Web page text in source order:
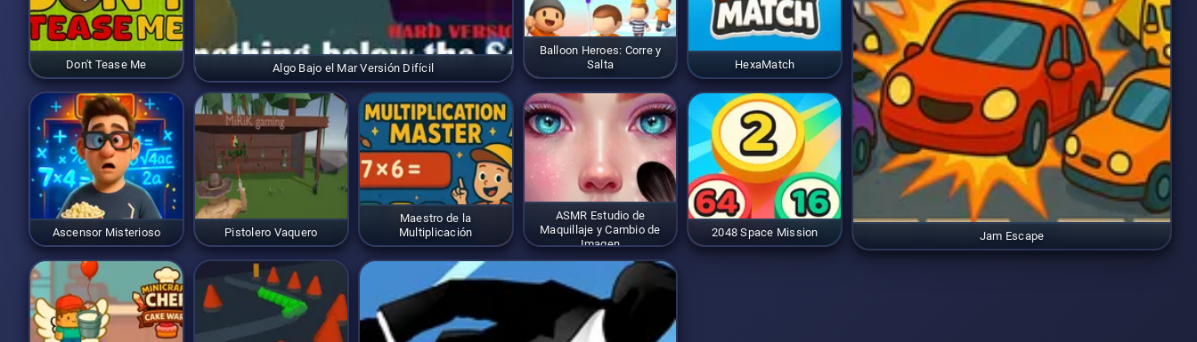
Algo Bajo el Mar Versión Difícil
Don't Tease Me
Balloon Heroes: Corre y
Salta
HexaMatch
Jam Escape
Ascensor Misterioso Pistolero Vaquero
Maestro de la
Multiplicación
ASMR Estudio de
Maquillaje y Cambio de
Imagen
2048 Space Mission